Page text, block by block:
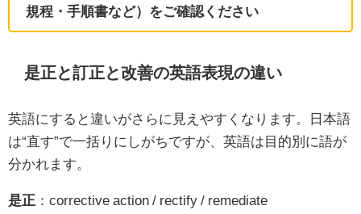
規程・手順書など）をご確認ください
是正と訂正と改善の英語表現の違い
英語にすると違いがさらに見えやすくなります。日本語
は“直す”で一括りにしがちですが、英語は目的別に語が
分かれます。
是正 ：corrective action / rectify / remediate